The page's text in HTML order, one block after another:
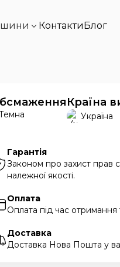
КонтактиБлог
Країна
Україна
Гарантія
Законом про захист прав
належної якості.
Оплата
Оплата під час
Доставка
Доставка Нова Пошта у